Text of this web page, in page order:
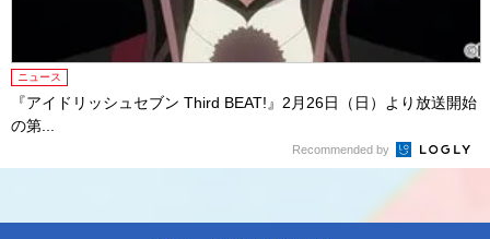
ニュース
『アイドリッシュセブン Third BEAT!』2月26日（日）より放送開始
の第...
Recommended by